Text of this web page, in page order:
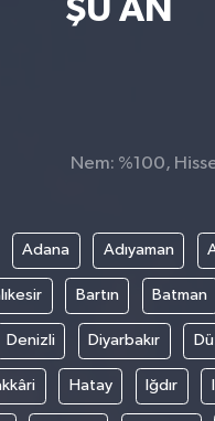
ŞU AN
Nem: %100,
Adana Adıyaman
Bartın Batman
Denizli Diyarbakır
Hatay Iğdır